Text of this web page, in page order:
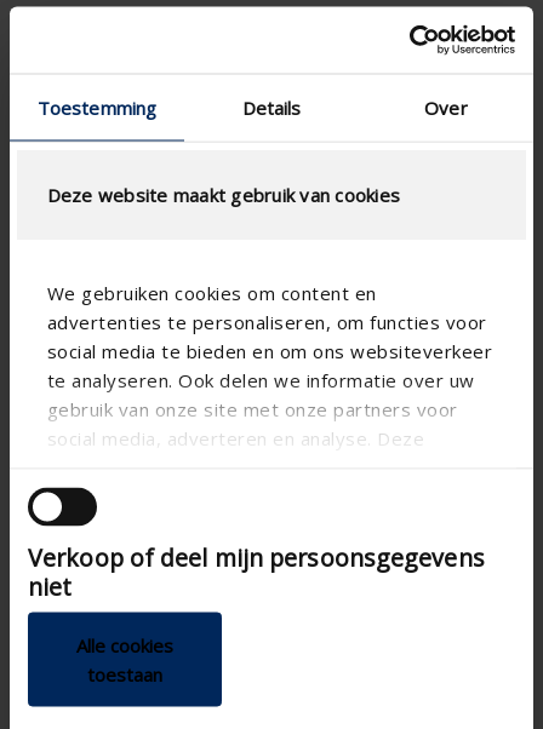
Toestemming Details Over
Deze website maakt gebruik van cookies
We gebruiken cookies om content en
advertenties te personaliseren, om functies voor
social media te bieden en om ons websiteverkeer
te analyseren. Ook delen we informatie over uw
gebruik van onze site met onze partners voor
social media, adverteren en analyse. Deze
andere informatie die u aan ze heeft verstrekt of
die ze hebben verzameld op basis van uw gebruik
van hun services.
Verkoop of deel mijn persoonsgegevens
niet
Alle cookies
toestaan
Certificat de garantie
Notice de montage